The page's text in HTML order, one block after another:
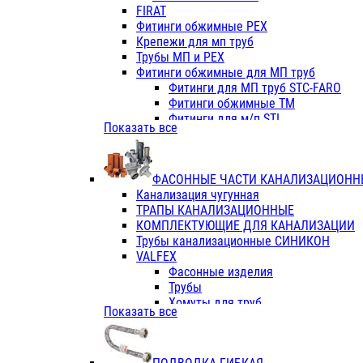
Фитинги ПП белые
Фитинги ПП белые
Фитинги ППс металл.белые
VALFEX
Трубы PE-RT
Трубы ПП водопровод белые
Трубы ПП водопровод серые
Трубы армированные
Трубы армированные
Фитинги с металл. серые
Фитинги ПП (серые)
Фитинги ПП белые
Краны
Фитинги ПП (белые)
Фитинги ПП с металлом белые
ПК КОНТУР
Краны полипропиленовые
Трубы полипропиленивые
FIRAT
Фитинги обжимные PEX
Крепежи для мп труб
Трубы МП и PEX
Фитинги обжимные для МП труб
Фитинги для МП труб STC-FARO
Фитинги обжимные ТМ
Фитинги для м/п STI
Фитинги для МП труб TITAN
TK
VALFEX
Показать все
ФАСОННЫЕ ЧАСТИ
Канализация чугунная
ТРАПЫ КАНАЛИЗАЦИОННЫЕ
КОМПЛЕКТУЮЩИЕ ДЛЯ КАНАЛИЗАЦИИ
Трубы канализационные СИНИКОН
VALFEX
Фасонные изделия
Трубы
Хомуты для труб
ПВХ (стройполимер)
Показать все